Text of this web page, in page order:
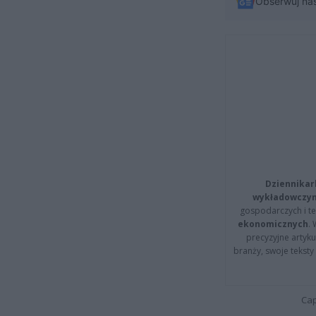
gospodarczych i
ekonomicznych.
precyzyjne
branży, swoje